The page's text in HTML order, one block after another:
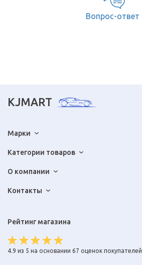
Вопрос-ответ
KJMART
Марки
Категории товаров
О компании
Контакты
Рейтинг магазина
4.9 из 5 на основании 67 оценок покупателей